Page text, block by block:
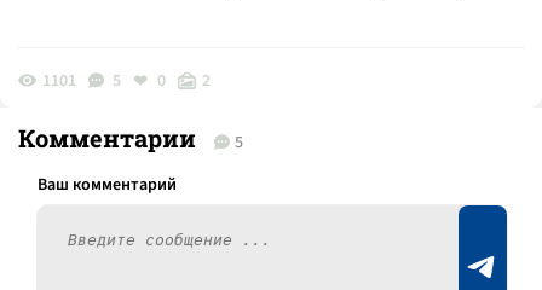
1101 5 0 2
Комментарии 5